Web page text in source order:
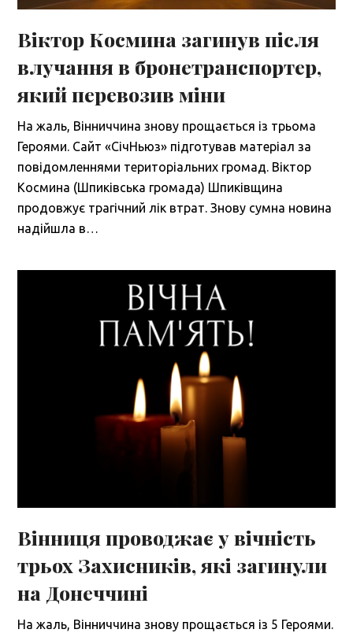
Віктор Космина загинув після
влучання в бронетранспортер,
який перевозив міни
На жаль, Вінниччина знову прощається із трьома
Героями. Сайт «СічНьюз» підготував матеріал за
повідомленнями територіальних громад. Віктор
Космина (Шпиківська громада) Шпиківщина
продовжує трагічний лік втрат. Знову сумна новина
надійшла в…
Вінниця проводжає у вічність
трьох Захисників, які загинули
на Донеччині
На жаль, Вінниччина знову прощається із 5 Героями.